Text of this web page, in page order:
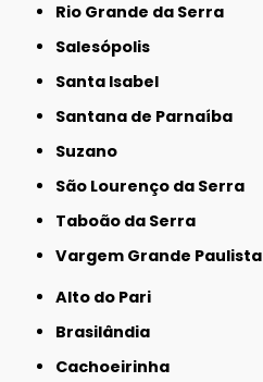
Rio Grande da Serra
Salesópolis
Santa Isabel
Santana de Parnaíba
Suzano
São Lourenço da Serra
Taboão da Serra
Vargem Grande Paulista
Alto do Pari
Brasilândia
Cachoeirinha